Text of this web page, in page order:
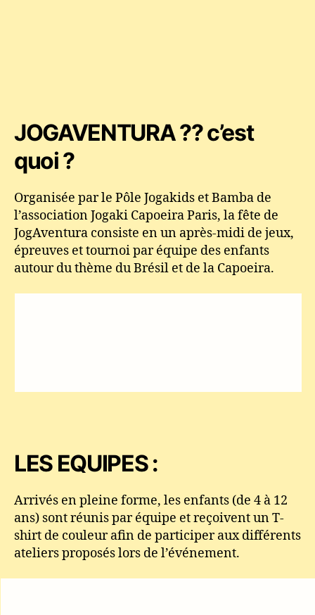
JOGAVENTURA ?? c’est
quoi ?
Organisée par le Pôle Jogakids et Bamba de
l’association Jogaki Capoeira Paris, la fête de
JogAventura consiste en un après-midi de jeux,
épreuves et tournoi par équipe des enfants
autour du thème du Brésil et de la Capoeira.
LES EQUIPES :
Arrivés en pleine forme, les enfants (de 4 à 12
ans) sont réunis par équipe et reçoivent un T-
shirt de couleur afin de participer aux différents
ateliers proposés lors de l’événement.